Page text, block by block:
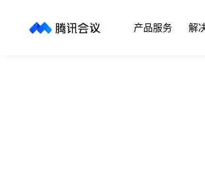
产品服务 解